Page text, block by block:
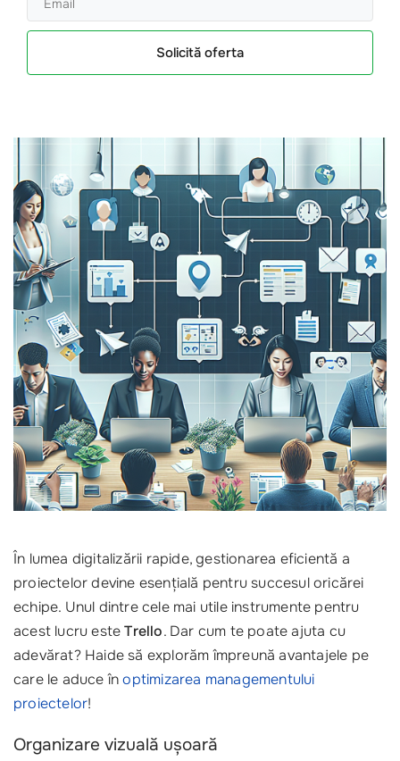
Solicită oferta
În lumea digitalizării rapide, gestionarea eficientă a
proiectelor devine esențială pentru succesul oricărei
echipe. Unul dintre cele mai utile instrumente pentru
acest lucru esteTrello. Dar cum te poate ajuta cu
adevărat? Haide să explorăm împreună avantajele pe
care le aduce înoptimizarea managementului
proiectelor!
Organizare vizuală ușoară